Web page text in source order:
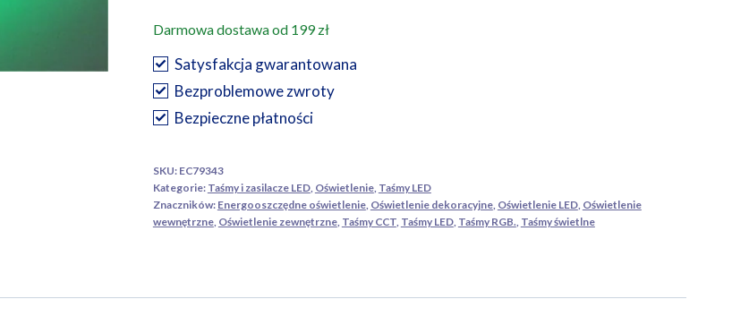
ZIELONA
300
4.8W/m
12V
Darmowa dostawa od 199 zł
Satysfakcja gwarantowana
Bezproblemowe zwroty
Bezpieczne płatności
SKU: EC79343
Kategorie: Taśmy i zasilacze LED, Oświetlenie, Taśmy LED
Znaczników: Energooszczędne oświetlenie, Oświetlenie dekoracyjne, Oświetlenie LED, Oświetlenie
wewnętrzne, Oświetlenie zewnętrzne, Taśmy CCT, Taśmy LED, Taśmy RGB., Taśmy świetlne